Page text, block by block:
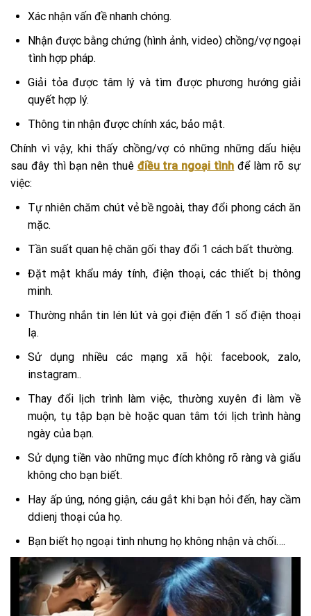
Xác nhận vấn đề nhanh chóng.
Nhận được bằng chứng (hình ảnh, video) chồng/vợ ngoại
tình hợp pháp.
Giải tỏa được tâm lý và tìm được phương hướng giải
quyết hợp lý.
Thông tin nhận được chính xác, bảo mật.
Chính vì vậy, khi thấy chồng/vợ có những những dấu hiệu
sau đây thì bạn nên thuê điều tra ngoại tình để làm rõ sự
việc:
Tự nhiên chăm chút vẻ bề ngoài, thay đổi phong cách ăn
mặc.
Tần suất quan hệ chăn gối thay đổi 1 cách bất thường.
Đặt mật khẩu máy tính, điện thoại, các thiết bị thông
minh.
Thường nhắn tin lén lút và gọi điện đến 1 số điện thoại
lạ.
Sử dụng nhiều các mạng xã hội: facebook, zalo,
instagram..
Thay đổi lịch trình làm việc, thường xuyên đi làm về
muộn, tụ tập bạn bè hoặc quan tâm tới lịch trình hàng
ngày của bạn.
Sử dụng tiền vào những mục đích không rõ ràng và giấu
không cho bạn biết.
Hay ấp úng, nóng giận, cáu gắt khi bạn hỏi đến, hay cầm
ddienj thoại của họ.
Bạn biết họ ngoại tình nhưng họ không nhận và chối….